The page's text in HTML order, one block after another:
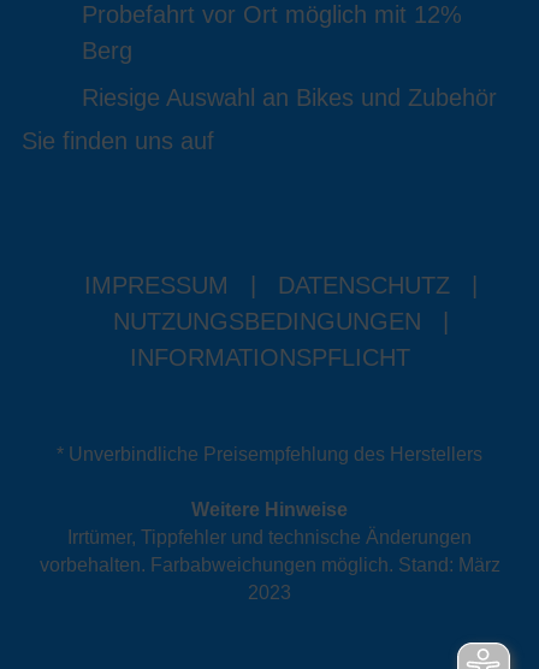
Probefahrt vor Ort möglich mit 12%
Berg
Riesige Auswahl an Bikes und Zubehör
Sie finden uns auf
IMPRESSUM DATENSCHUTZ
NUTZUNGSBEDINGUNGEN
INFORMATIONSPFLICHT
* Unverbindliche Preisempfehlung des Herstellers
Weitere Hinweise
Irrtümer, Tippfehler und technische Änderungen
vorbehalten. Farbabweichungen möglich. Stand: März
2023